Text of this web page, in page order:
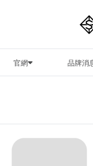
官網 品牌消